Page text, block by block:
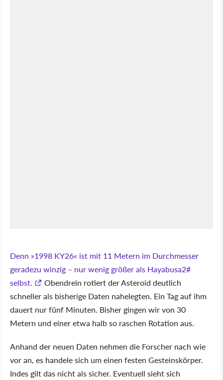
Denn 1998 KY26 ist mit 11 Metern im Durchmesser
geradezu winzig – nur wenig größer als Hayabusa2#
selbst.
Obendrein rotiert der Asteroid deutlich
schneller als bisherige Daten nahelegten. Ein Tag auf ihm
dauert nur fünf Minuten. Bisher gingen wir von 30
Metern und einer etwa halb so raschen Rotation aus.
Anhand der neuen Daten nehmen die Forscher nach wie
vor an, es handele sich um einen festen Gesteinskörper.
Indes gilt das nicht als sicher. Eventuell sieht sich